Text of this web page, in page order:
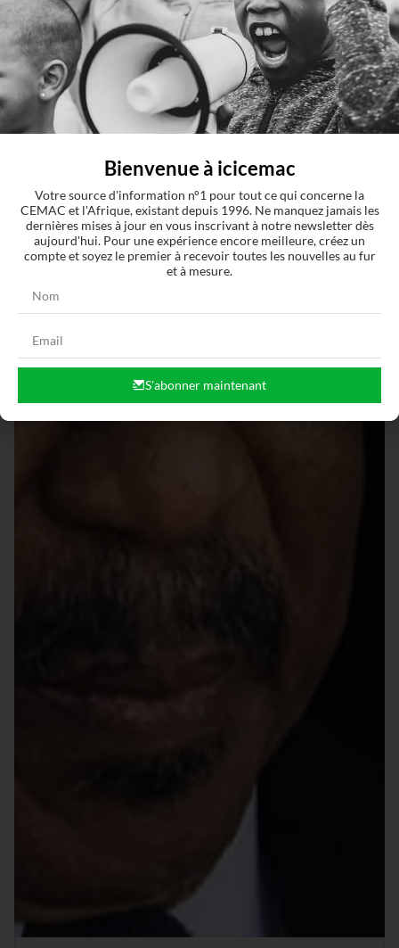
Bienvenue à icicemac
Votre source d'information n°1 pour tout ce qui concerne la
CEMAC et l'Afrique, existant depuis 1996. Ne manquez jamais les
dernières mises à jour en vous inscrivant à notre newsletter dès
aujourd'hui. Pour une expérience encore meilleure, créez un
compte et soyez le premier à recevoir toutes les nouvelles au fur
et à mesure.
S'abonner maintenant